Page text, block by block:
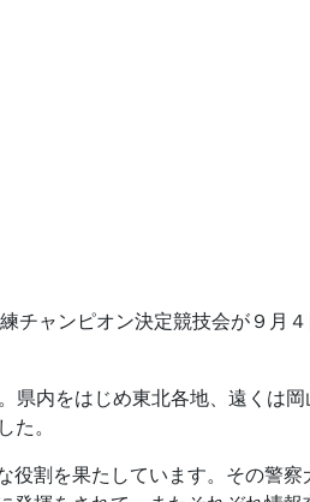
チャンピオン決定競技会が９月
県内をはじめ東北各地、遠くは
た。
割を果たしています。その警察